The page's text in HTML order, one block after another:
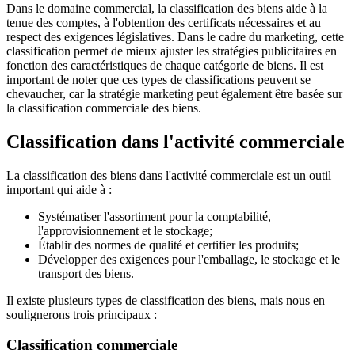
Dans le domaine commercial, la classification des biens aide à la
tenue des comptes, à l'obtention des certificats nécessaires et au
respect des exigences législatives. Dans le cadre du marketing, cette
classification permet de mieux ajuster les stratégies publicitaires en
fonction des caractéristiques de chaque catégorie de biens. Il est
important de noter que ces types de classifications peuvent se
chevaucher, car la stratégie marketing peut également être basée sur
la classification commerciale des biens.
Classification dans l'activité commerciale
La classification des biens dans l'activité commerciale est un outil
important qui aide à :
Systématiser l'assortiment pour la comptabilité,
l'approvisionnement et le stockage;
Établir des normes de qualité et certifier les produits;
Développer des exigences pour l'emballage, le stockage et le
transport des biens.
Il existe plusieurs types de classification des biens, mais nous en
soulignerons trois principaux :
Classification commerciale